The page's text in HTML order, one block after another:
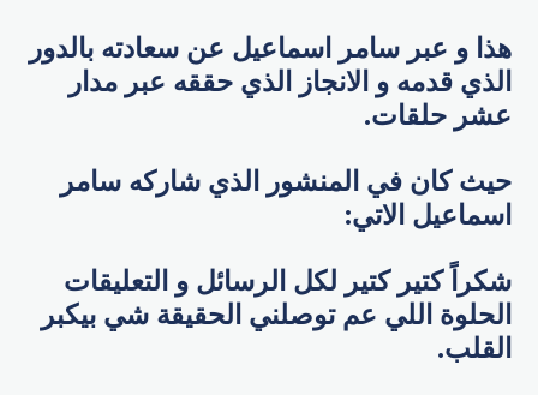
هذا و عبر سامر اسماعيل عن سعادته بالدور
الذي قدمه و الانجاز الذي حققه عبر مدار
عشر حلقات.
حيث كان في المنشور الذي شاركه سامر
اسماعيل الاتي:
شكراً كتير كتير لكل الرسائل و التعليقات
الحلوة اللي عم توصلني الحقيقة شي بيكبر
القلب.